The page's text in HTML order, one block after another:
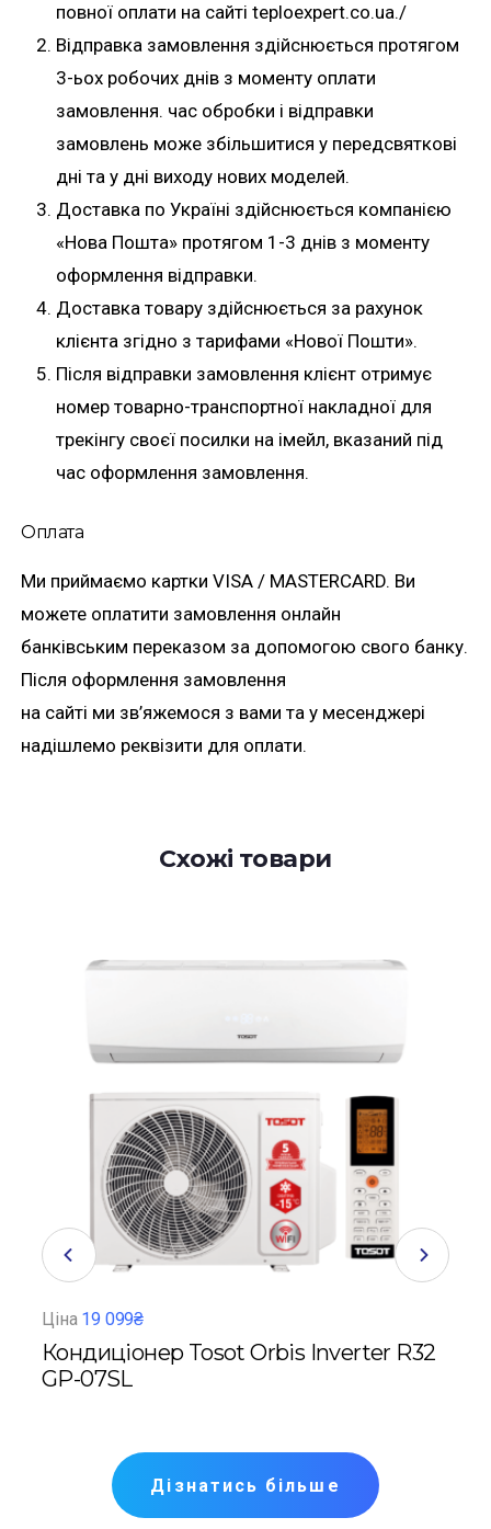
повної оплати на сайті teploexpert.co.ua./
Відправка замовлення здійснюється протягом
3-ьох робочих днів з моменту оплати
замовлення. час обробки і відправки
замовлень може збільшитися у передсвяткові
дні та у дні виходу нових моделей.
Доставка по Україні здійснюється компанією
«Нова Пошта» протягом 1-3 днів з моменту
оформлення відправки.
Доставка товару здійснюється за рахунок
клієнта згідно з тарифами «Нової Пошти».
Після відправки замовлення клієнт отримує
номер товарно-транспортної накладної для
трекінгу своєї посилки на імейл, вказаний під
час оформлення замовлення.
Оплата
Ми приймаємо картки VISA / MASTERCARD. Ви
можете оплатити замовлення онлайн
банківським переказом за допомогою свого банку.
Після оформлення замовлення
на сайті ми зв’яжемося з вами та у месенджері
надішлемо реквізити для оплати.
Схожі товари
Ціна 19 099₴
Кондиціонер Tosot Orbis Inverter R32
GP-07SL
Дізнатись більше